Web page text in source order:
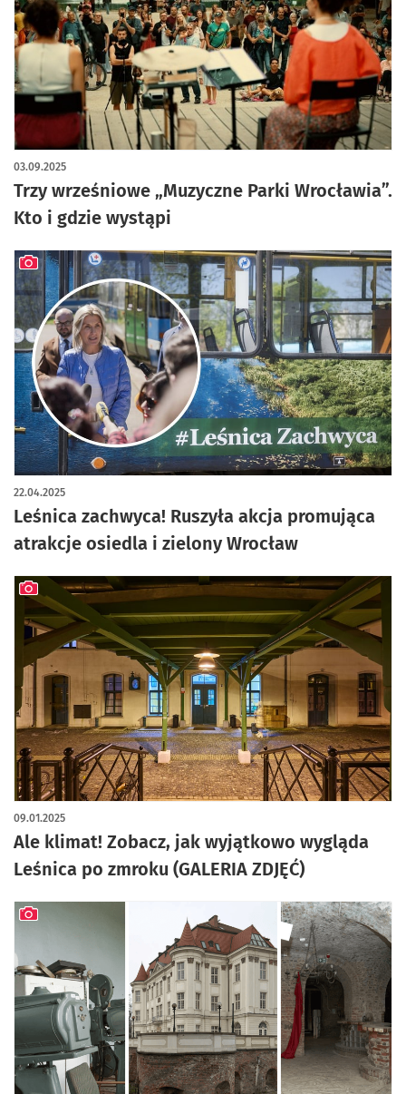
Trzy wrześniowe „Muzyczne Parki Wrocławia”.
Kto i gdzie wystąpi
03.09.2025
artykuł z galerią zdjęć
Leśnica zachwyca! Ruszyła akcja promująca
atrakcje osiedla i zielony Wrocław
22.04.2025
artykuł z galerią zdjęć
Ale klimat! Zobacz, jak wyjątkowo wygląda
Leśnica po zmroku (GALERIA ZDJĘĆ)
09.01.2025
artykuł z galerią zdjęć